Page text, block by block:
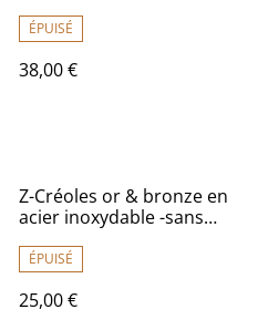
de lin réglable avec chaîne
d'extension, pièce unique
ÉPUISÉ
38,00 €
Z-Créoles or & bronze en
acier inoxydable -sans
ÉPUISÉ
25,00 €